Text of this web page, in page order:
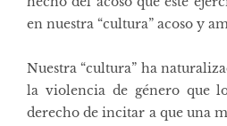
en nuestra “cultura” acoso y
Nuestra “cultura” ha
la violencia de género que
derecho de incitar a que una